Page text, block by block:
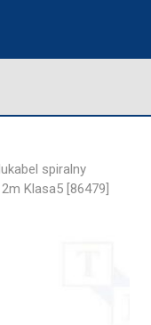
spiralny
Klasa5 [86479]